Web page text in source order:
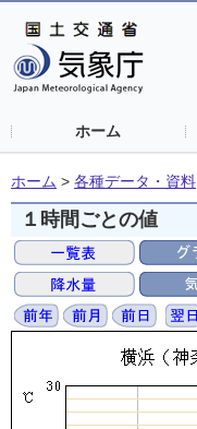
ホーム
ホーム > 各種データ・資料
１時間ごとの値